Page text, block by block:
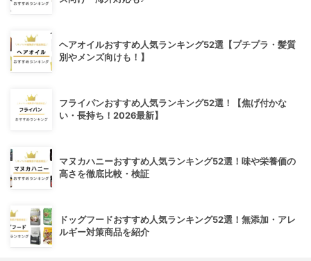
ヘアオイルおすすめ人気ランキング52選【プチプラ・髪質
別やメンズ向けも！】
フライパンおすすめ人気ランキング52選！【焦げ付かな
い・長持ち！2026最新】
マヌカハニーおすすめ人気ランキング52選！味や栄養価の
高さを徹底比較・検証
ドッグフードおすすめ人気ランキング52選！無添加・アレ
ルギー対策商品を紹介